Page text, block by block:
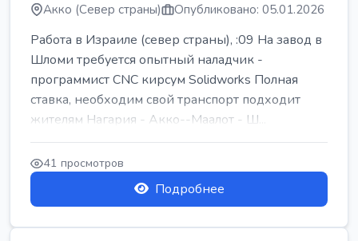
Акко (Север страны) Опубликовано: 05.01.2026
Работа в Израиле (север страны), :09 На завод в
Шломи требуется опытный наладчик -
программист CNC кирсум Solidworks Полная
ставка, необходим свой транспорт подходит
жителям Нагария - Акко--Маалот - Ш...
41 просмотров
Подробнее